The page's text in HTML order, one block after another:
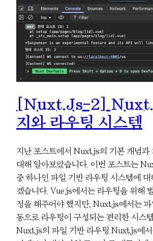
[Nuxt.js-2]
지와 라우팅 시스템
지난 포스트에서 Nuxt.js의 기본 개념과
대해 알아보았습니다. 이번 포스트는
중 하나인 파일 기반 라우팅 시스템에 대
겠습니다. Vue.js에서는 라우팅을 위해
정을 해주어야 했지만, Nuxt.js에서는
동으로 라우팅이 구성되는 편리한 시스
Nuxt.js의 파일 기반 라우팅 Nuxt.js에